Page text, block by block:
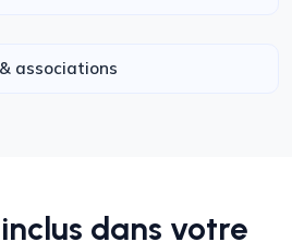
associations
dans votre